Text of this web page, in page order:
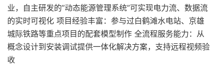
业，自主研发的”动态能源管理系统”可实现电力流、数据流
的实时可视化 项目经验丰富：参与过白鹤滩水电站、京雄
城际铁路等重点项目的配套模型制作 全流程服务能力：从
概念设计到安装调试提供一体化解决方案，支持远程视频验
收